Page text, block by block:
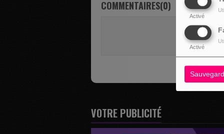
Activé
Activé
COMMENTAIRES(0)
Vous
VOTRE PUBLICITÉ